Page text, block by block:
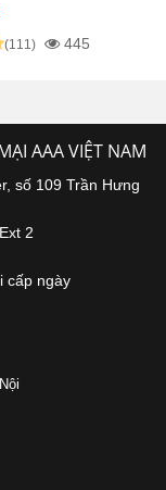
(111) 445
AAA VIỆT NAM
số 109 Trần Hưng
2
cấp ngày